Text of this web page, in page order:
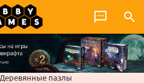
Деревянные пазлы